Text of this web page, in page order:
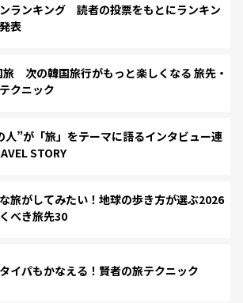
ランキング 読者の投票をもとにランキン
表
次の韓国旅行がもっと楽しくなる 旅先・
クニック
人”が「旅」をテーマに語るインタビュー連
STORY
旅がしてみたい！地球の歩き方が選ぶ2026
べき旅先30
イパもかなえる！賢者の旅テクニック